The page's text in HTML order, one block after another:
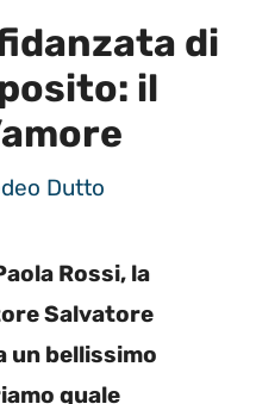
di
il
Dutto
Rossi, la
Salvatore
un bellissimo
quale